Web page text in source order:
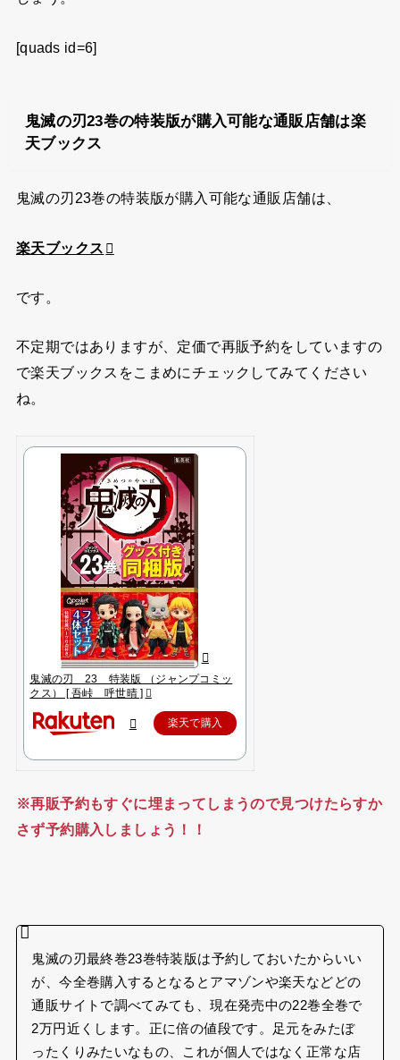
[quads id=6]
鬼滅の刃23巻の特装版が購入可能な通販店舗は楽
天ブックス
鬼滅の刃23巻の特装版が購入可能な通販店舗は、
楽天ブックス
です。
不定期ではありますが、定価で再販予約をしていますの
で楽天ブックスをこまめにチェックしてみてください
ね。
鬼滅の刃 23 特装版 （ジャンプコミッ
クス） [ 吾峠 呼世晴 ]
楽天で購入
※再販予約もすぐに埋まってしまうので見つけたらすか
さず予約購入しましょう！！
鬼滅の刃最終巻23巻特装版は予約しておいたからいい
が、今全巻購入するとなるとアマゾンや楽天などどの
通販サイトで調べてみても、現在発売中の22巻全巻で
2万円近くします。正に倍の値段です。足元をみたぼ
ったくりみたいなもの、これが個人ではなく正常な店